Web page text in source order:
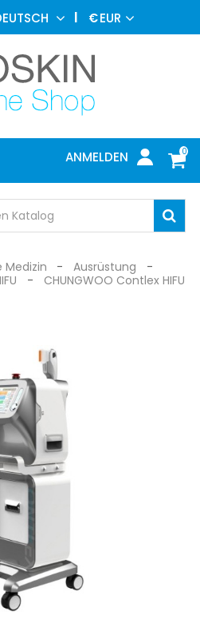
€EUR
0
ANMELDEN
Medizin
Ausrüstung
CHUNGWOO Contlex HIFU